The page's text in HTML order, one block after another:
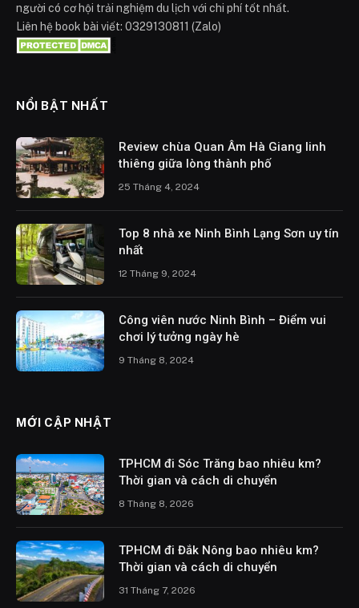
người có cơ hội trải nghiệm du lịch với chi phí tốt nhất.
Liên hệ book bài viết: 0329130811 (Zalo)
NỔI BẬT NHẤT
Review chùa Quan Âm Hà Giang linh
thiêng giữa lòng thành phố
25 Tháng 4, 2024
Top 8 nhà xe Ninh Bình Lạng Sơn uy tín
nhất
12 Tháng 9, 2024
Công viên nước Ninh Bình – Điểm vui
chơi lý tưởng ngày hè
9 Tháng 8, 2024
MỚI CẬP NHẬT
TPHCM đi Sóc Trăng bao nhiêu km?
Thời gian và cách di chuyển
8 Tháng 8, 2026
TPHCM đi Đắk Nông bao nhiêu km?
Thời gian và cách di chuyển
31 Tháng 7, 2026